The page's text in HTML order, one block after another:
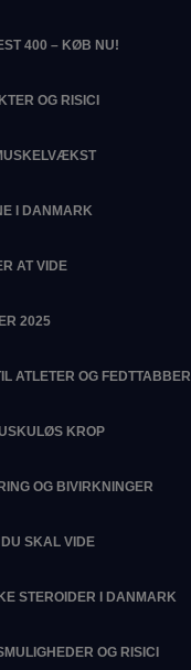
400 – KØB NU!
OG RISICI
I DANMARK
AT VIDE
2025
ATLETER OG FEDTTABBER
KROP
OG BIVIRKNINGER
SKAL VIDE
STEROIDER I DANMARK
OG RISICI